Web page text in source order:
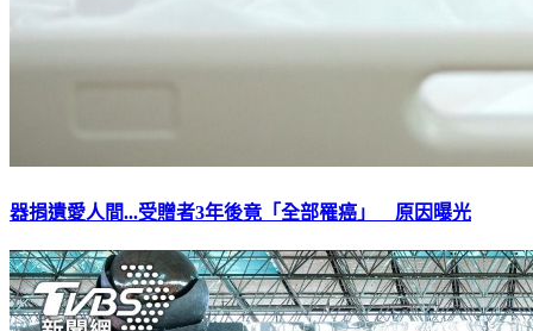
器捐遺愛人間...受贈者3年後竟「全部罹癌」 原因曝光